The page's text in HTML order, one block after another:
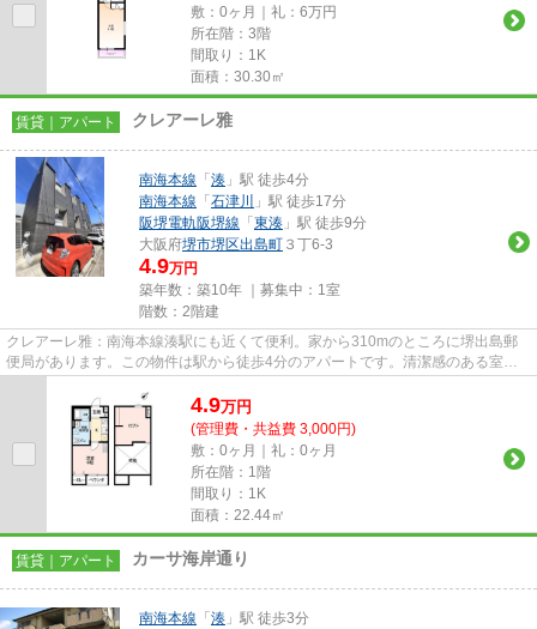
敷：0ヶ月｜礼：6万円
所在階：3階
間取り：1K
面積：30.30㎡
賃貸｜アパート クレアーレ雅
南海本線 「 湊 」駅 徒歩4分
南海本線 「 石津川
」駅 徒歩17分
阪堺電軌阪堺線 「 東湊 」駅 徒歩9分
大阪府堺市堺区出島町 ３丁6-3
4.9万円
築年数：築10年 ｜募集中： 1室
階数：2階建
クレアーレ雅：南海本線湊駅にも近くて便利。家から310mのところに堺出島郵
便局があります。この物件は駅から徒歩4分のアパートです。清潔感のある室内
4.9万円
(管理費・共益費 3,000円)
敷：0ヶ月｜礼：0ヶ月
所在階：1階
間取り：1K
面積：22.44㎡
賃貸｜アパート カーサ海岸通り
南海本線 「 湊 」駅 徒歩3分